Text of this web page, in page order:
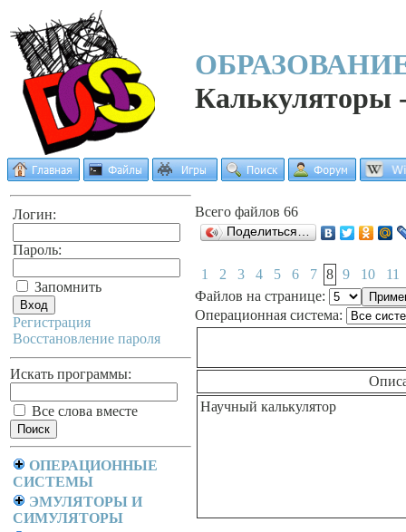
Калькуляторы
Логин:
Пароль:
Запомнить
Регистрация
Восстановление пароля
Искать программы:
Все слова вместе
ОПЕРАЦИОННЫЕ
СИСТЕМЫ
ЭМУЛЯТОРЫ И
СИМУЛЯТОРЫ
Всего файлов 66
Поделиться…
1 2 3 4 5 6 7 8 9 10
11
Файлов на странице:
Операционная система:
Научный калькулятор